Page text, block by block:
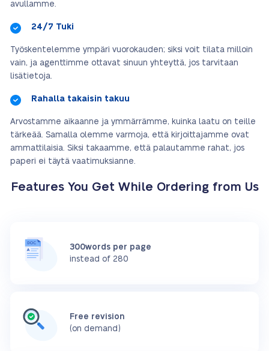
avullamme.
24/7 Tuki
Työskentelemme ympäri vuorokauden; siksi voit tilata milloin
vain, ja agenttimme ottavat sinuun yhteyttä, jos tarvitaan
lisätietoja.
Rahalla takaisin takuu
Arvostamme aikaanne ja ymmärrämme, kuinka laatu on teille
tärkeää. Samalla olemme varmoja, että kirjoittajamme ovat
ammattilaisia. Siksi takaamme, että palautamme rahat, jos
paperi ei täytä vaatimuksianne.
Features You Get While Ordering from Us
300words per page
instead of 280
Free revision
(on demand)